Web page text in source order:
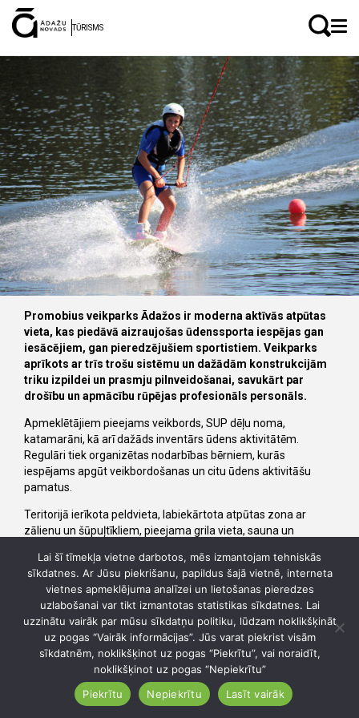
TŪRISMS
LV EN
Veikparks Promobius
Promobius veikparks Ādažos ir moderna aktīvās atpūtas
vieta, kas piedāvā aizraujošas ūdenssporta iespējas gan
iesācējiem, gan pieredzējušiem sportistiem. Veikparks
aprīkots ar trīs trošu sistēmu un dažādām konstrukcijām
triku izpildei un prasmju pilnveidošanai, savukārt par
drošību un apmācību rūpējas profesionāls personāls.
Apmeklētājiem pieejams veikbords, SUP dēļu noma,
katamarāni, kā arī dažāds inventārs ūdens aktivitātēm.
Regulāri tiek organizētas nodarbības bērniem, kurās
iespējams apgūt veikbordošanas un citu ūdens aktivitāšu
pamatus.
Teritorijā ierīkota peldvieta, labiekārtota atpūtas zona ar
zālienu un šūpuļtīkliem, pieejama grila vieta, sauna un
ar darbu vai nesteidzīgu laika pavadīšanu pie ūdens.
Promobius veikparks ir lieliska vieta ģimenēm, draugu
kompānijām, bērnu ballītēm un korporatīvajiem pasākumiem,
piedāvājot daudzveidīgas aktīvās atpūtas iespējas Ādažu
novadā.
Lai šī tīmekļa vietne darbotos, mēs izmantojam tehniskās
sīkdatnes. Ar Jūsu piekrišanu, papildus šajā vietnē, interneta
vietnes apmeklējuma analīzei un lietošanas pieredzes
uzlabošanai var tikt izmantotas statistikas sīkdatnes. Lai
uzzinātu vairāk par mūsu sīkdatņu politiku, lūdzam noklikšķināt
uz pogas “Vairāk informācijas”. Jūs varat piekrist visām
sīkdatnēm, noklikšķinot uz pogas “Piekrītu”, vai noraidīt,
noklikšķinot uz pogas “Nepiekrītu”
Piekrītu
Nepiekrītu Lasīt vairāk